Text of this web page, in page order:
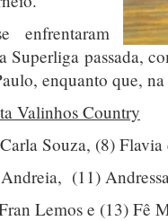
enfrentaram
Superliga passada,
enquanto que,
Valinhos Country
Souza, (8)
(11) Andressa
Lemos e (13) Fê